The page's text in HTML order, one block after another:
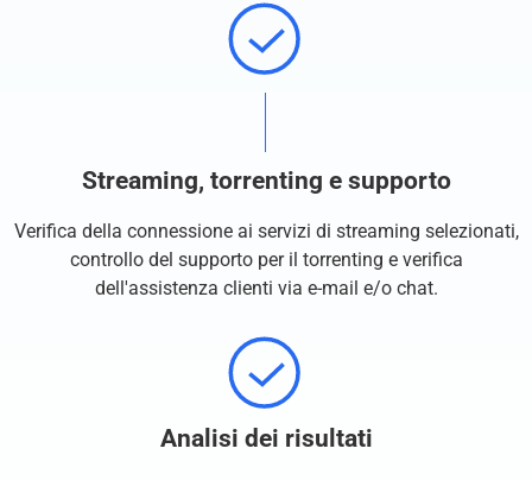
Streaming, torrenting e supporto
Verifica della connessione ai servizi di streaming selezionati,
controllo del supporto per il torrenting e verifica
dell'assistenza clienti via e-mail e/o chat.
Analisi dei risultati